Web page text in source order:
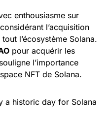
enthousiasme sur
l’acquisition
l’écosystème Solana.
pour acquérir les
l’importance
NFT de Solana.
a historic day for Solana